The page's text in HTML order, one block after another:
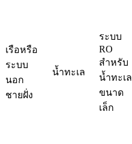
เรือหรือ
ระบบ
นอก
ชายฝั่ง
น้ำทะเล
ระบบ
RO
สำหรับ
น้ำทะเล
ขนาด
เล็ก